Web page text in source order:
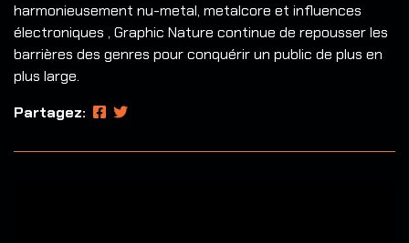
harmonieusement nu-metal, metalcore et influences
électroniques , Graphic Nature continue de repousser les
barrières des genres pour conquérir un public de plus en
plus large.
Partagez: